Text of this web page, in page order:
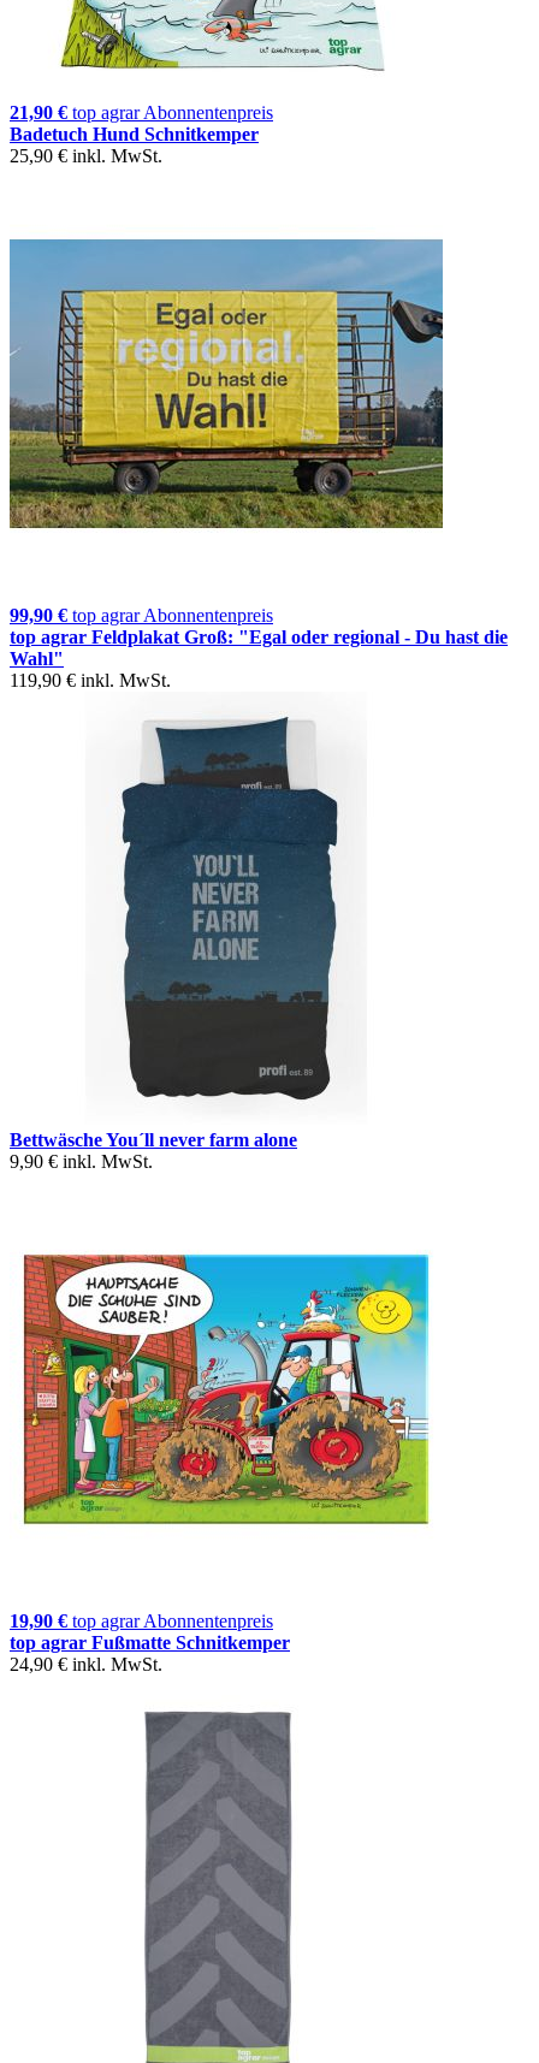
21,90 € top agrar Abonnentenpreis
Badetuch Hund Schnitkemper
25,90 € inkl. MwSt.
99,90 € top agrar Abonnentenpreis
top agrar Feldplakat Groß: "Egal oder regional - Du hast die
Wahl"
119,90 € inkl. MwSt.
Bettwäsche You´ll never farm alone
9,90 € inkl. MwSt.
19,90 € top agrar Abonnentenpreis
top agrar Fußmatte Schnitkemper
24,90 € inkl. MwSt.